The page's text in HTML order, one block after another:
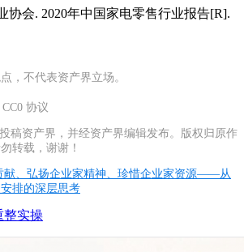
协会. 2020年中国家电零售行业报告[R].
，不代表资产界立场。
协议
稿资产界，并经资产界编辑发布。版权归原作
转载，谢谢！
献、弘扬企业家精神、珍惜企业家资源——从
排的深层思考
整实操